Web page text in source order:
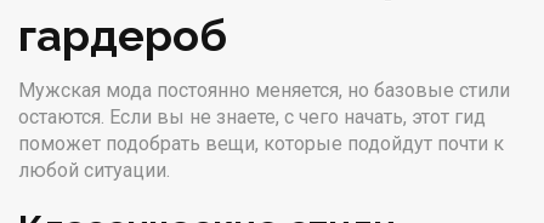
гардероб
Мужская мода постоянно меняется, но базовые стили
остаются. Если вы не знаете, с чего начать, этот гид
поможет подобрать вещи, которые подойдут почти к
любой ситуации.